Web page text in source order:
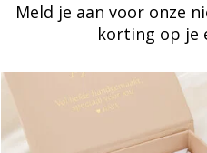
stay in touch
lid van onze mailinglijst
Meld je aan voor onze
korting op je